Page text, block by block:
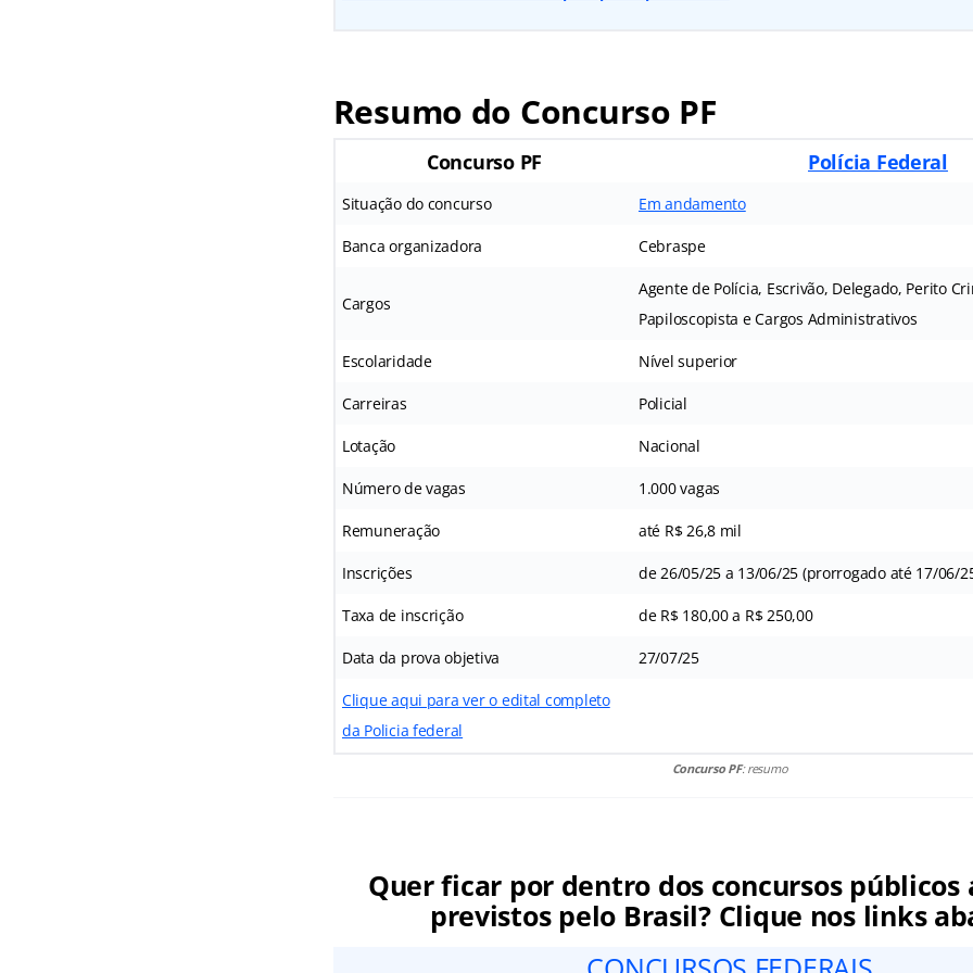
Resumo do Concurso PF
Concurso PF Polícia Federal
Situação do concurso Em andamento
Banca organizadora Cebraspe
Cargos
Agente de Polícia, Escrivão, Delegado, Perito
Papiloscopista e Cargos Administrativos
Escolaridade Nível superior
Carreiras Policial
Lotação Nacional
Número de vagas 1.000 vagas
Remuneração até R$ 26,8 mil
Inscrições de 26/05/25 a 13/06/25 (prorrogado até 17/06/
Taxa de inscrição de R$ 180,00 a R$ 250,00
Data da prova objetiva 27/07/25
Clique aqui para ver o edital completo
da Policia federal
Concurso PF: resumo
Quer ficar por dentro dos concursos públicos
previstos pelo Brasil? Clique nos links